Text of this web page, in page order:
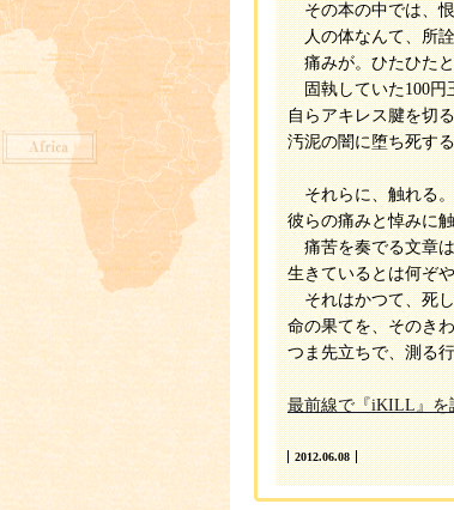
その本の中では、恨
人の体なんて、所詮
痛みが。ひたひたと
固執していた100円
自らアキレス腱を切
汚泥の闇に堕ち死す
それらに、触れる。
彼らの痛みと悼みに
痛苦を奏でる文章は
生きているとは何ぞ
それはかつて、死し
命の果てを、そのき
つま先立ちで、測る
最前線で『iKILL』を
2012.06.08